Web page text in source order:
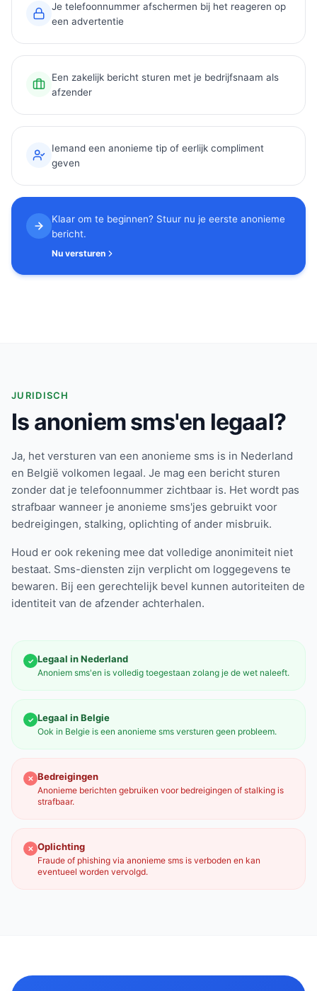
Je telefoonnummer afschermen bij het reageren op
een advertentie
Een zakelijk bericht sturen met je bedrijfsnaam als
afzender
Iemand een anonieme tip of eerlijk compliment
geven
Klaar om te beginnen? Stuur nu je eerste anonieme
bericht.
Nu versturen
JURIDISCH
Is anoniem sms'en legaal?
Ja, het versturen van een anonieme sms is in Nederland
en België volkomen legaal. Je mag een bericht sturen
zonder dat je telefoonnummer zichtbaar is. Het wordt pas
strafbaar wanneer je anonieme sms'jes gebruikt voor
bedreigingen, stalking, oplichting of ander misbruik.
Houd er ook rekening mee dat volledige anonimiteit niet
bestaat. Sms-diensten zijn verplicht om loggegevens te
bewaren. Bij een gerechtelijk bevel kunnen autoriteiten de
identiteit van de afzender achterhalen.
✓ Legaal in Nederland
Anoniem sms'en is volledig toegestaan zolang je de wet naleeft.
✓ Legaal in Belgie
Ook in Belgie is een anonieme sms versturen geen probleem.
✕ Bedreigingen
Anonieme berichten gebruiken voor bedreigingen of stalking is
strafbaar.
✕ Oplichting
Fraude of phishing via anonieme sms is verboden en kan
eventueel worden vervolgd.